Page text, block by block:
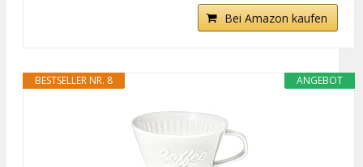
Bei Amazon kaufen
ANGEBOT
BESTSELLER NR. 8